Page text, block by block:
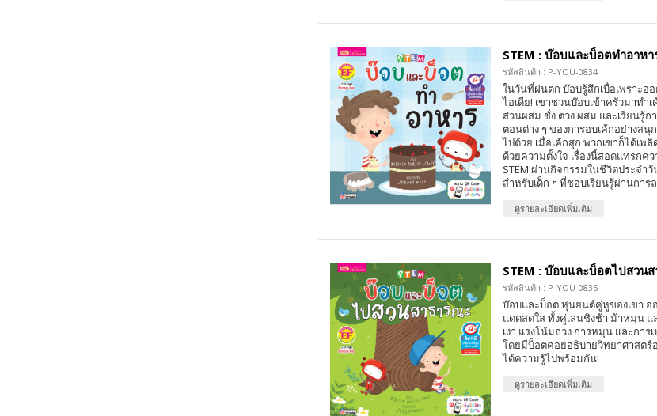
STEM : บ๊อบและบ็อตทำอาหา
รหัสสินค้า : P-YOU-0834
ในวันที่ฝนตก บ๊อบรู้สึกเบื่อเพราะอ
ไอเดีย! เขาชวนบ๊อบเข้าครัวมาทำ
ส่วนผสม ชั่ง ตวง ผสม และเรียนรู้
ตอนต่าง ๆ ของการอบเค้กอย่างส
ไปด้วย เมื่อเค้กสุก พวกเขาก็ได้เพ
ด้วยความตั้งใจ เรื่องนี้สอดแทรกค
STEM ผ่านกิจกรรมในชีวิตประจำ
สำหรับเด็ก ๆ ที่ชอบเรียนรู้ผ่านการ
ดูรายละเอียดเพิ่มเติม
STEM : บ๊อบและบ็อตไปสวน
รหัสสินค้า : P-YOU-0835
บ๊อบและบ็อต หุ่นยนต์คู่หูของเขา อ
แดดสดใส ทั้งคู่เล่นชิงช้า ม้าหมุน
เงา แรงโน้มถ่วง การหมุน และกา
โดยมีบ็อตคอยอธิบายวิทยาศาสตร์
ได้ความรู้ไปพร้อมกัน!
ดูรายละเอียดเพิ่มเติม